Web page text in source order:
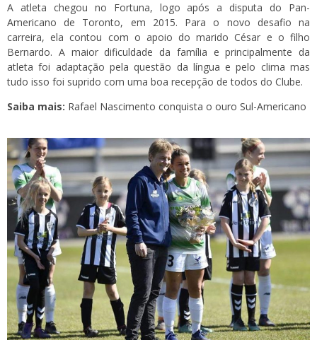
A atleta chegou no Fortuna, logo após a disputa do Pan-
Americano de Toronto, em 2015. Para o novo desafio na
carreira, ela contou com o apoio do marido César e o filho
Bernardo. A maior dificuldade da família e principalmente da
atleta foi adaptação pela questão da língua e pelo clima mas
tudo isso foi suprido com uma boa recepção de todos do Clube.
Saiba mais: Rafael Nascimento conquista o ouro Sul-Americano